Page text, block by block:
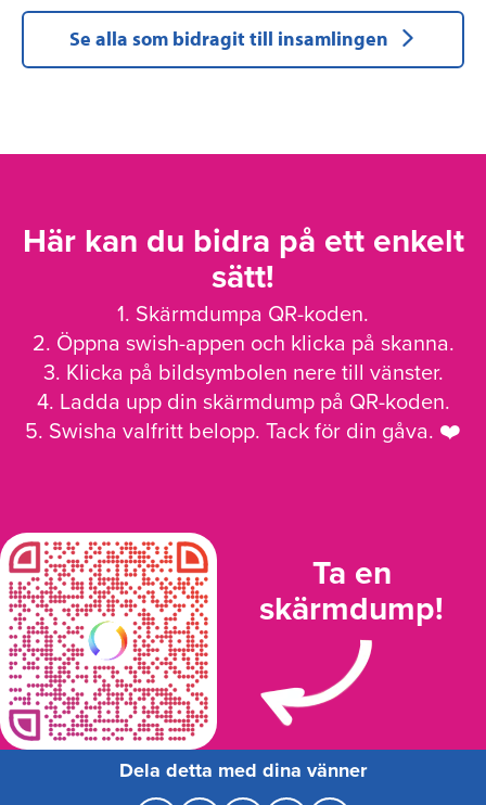
Se alla som bidragit till insamlingen
Här kan du bidra på ett enkelt
sätt!
1. Skärmdumpa QR-koden.
2. Öppna swish-appen och klicka på skanna.
3. Klicka på bildsymbolen nere till vänster.
4. Ladda upp din skärmdump på QR-koden.
5. Swisha valfritt belopp. Tack för din gåva. ❤️
Ta en
skärmdump!
Dela detta med dina vänner